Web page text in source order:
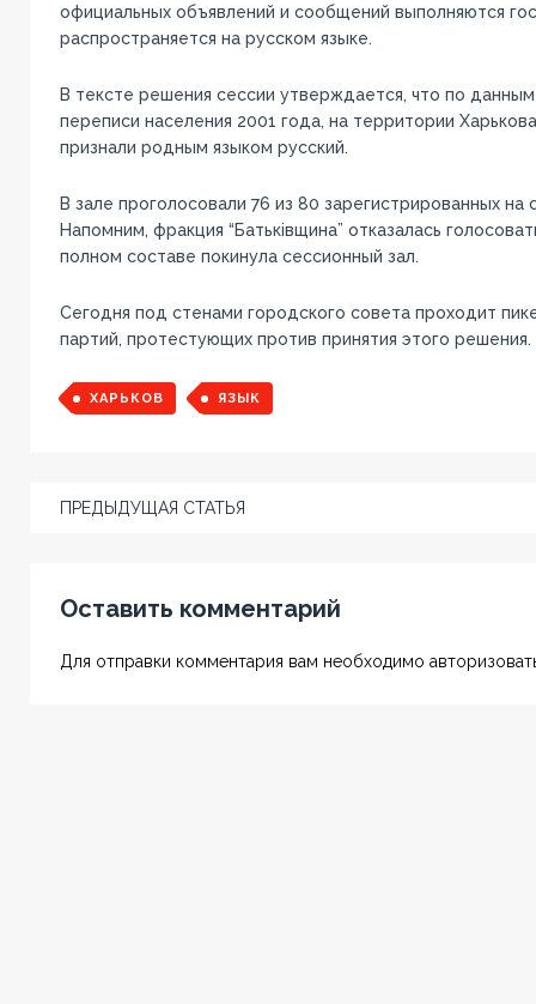
официальных объявлений и сообщений выполняются
распространяется на русском языке.
В тексте решения сессии утверждается, что по
переписи населения 2001 года, на территории
признали родным языком русский.
В зале проголосовали 76 из 80 зарегистрированных на
Напомним, фракция “Батьківщина” отказалась
полном составе покинула сессионный зал.
Сегодня под стенами городского совета проходит
партий, протестующих против принятия этого решения.
ХАРЬКОВ ЯЗЫК
ПРЕДЫДУЩАЯ СТАТЬЯ
Оставить комментарий
Для отправки комментария вам необходимо